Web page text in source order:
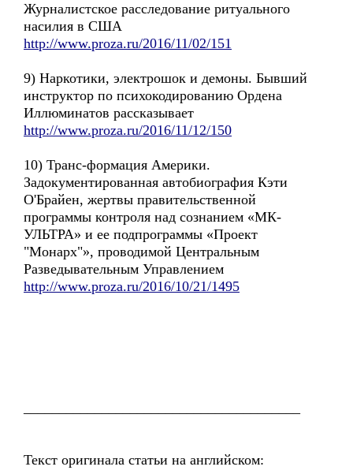
Журналистское расследование ритуального
насилия в США
http://www.proza.ru/2016/11/02/151
9) Наркотики, электрошок и демоны. Бывший
инструктор по психокодированию Ордена
Иллюминатов рассказывает
http://www.proza.ru/2016/11/12/150
10) Транс-формация Америки.
Задокументированная автобиография Кэти
О'Брайен, жертвы правительственной
программы контроля над сознанием «МК-
УЛЬТРА» и ее подпрограммы «Проект
"Монарх"», проводимой Центральным
Разведывательным Управлением
http://www.proza.ru/2016/10/21/1495
Текст оригинала статьи на английском: